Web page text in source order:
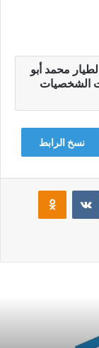
الطيار محمد أبو
الشخصيات
نسخ الرابط